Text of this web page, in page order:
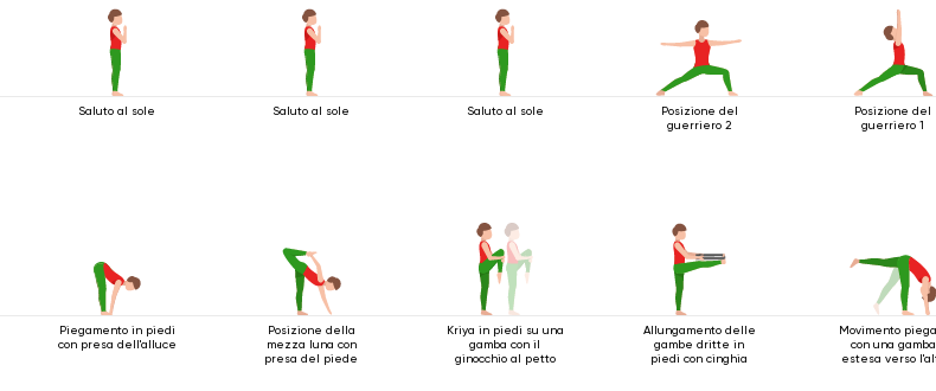
Saluto al sole Saluto al sole Saluto al sole
Posizione del
guerriero 2
Posizione del
guerriero 1
Piegamento in piedi
con presa dell'alluce
Posizione della
mezza luna con
presa del piede
Kriya in piedi su una
gamba con il
ginocchio al petto
Allungamento delle
gambe dritte in
piedi con cinghia
Movimento
con una gamba
estesa verso